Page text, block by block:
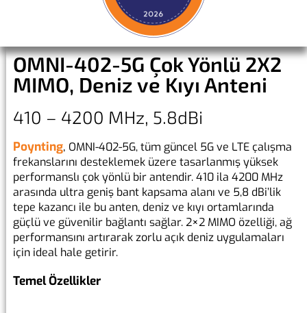
OMNI-402-5G Çok Yönlü 2X2
MIMO, Deniz ve Kıyı Anteni
410 – 4200 MHz, 5.8dBi
Poynting, OMNI-402-5G, tüm güncel 5G ve LTE çalışma
frekanslarını desteklemek üzere tasarlanmış yüksek
performanslı çok yönlü bir antendir. 410 ila 4200 MHz
arasında ultra geniş bant kapsama alanı ve 5,8 dBi’lik
tepe kazancı ile bu anten, deniz ve kıyı ortamlarında
güçlü ve güvenilir bağlantı sağlar. 2×2 MIMO özelliği, ağ
performansını artırarak zorlu açık deniz uygulamaları
için ideal hale getirir.
Temel Özellikler